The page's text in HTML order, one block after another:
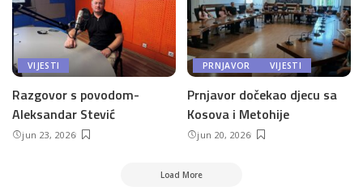
VIJESTI
Razgovor s povodom-
Aleksandar Stević
jun 23, 2026
PRNJAVOR VIJESTI
Prnjavor dočekao djecu sa
Kosova i Metohije
jun 20, 2026
Load More